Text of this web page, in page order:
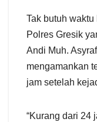
Tak butuh
Polres Gresik
Andi Muh.
mengamankan
jam setelah
“Kurang dari 24